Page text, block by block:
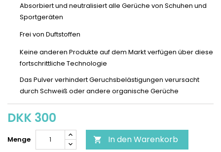
Absorbiert und neutralisiert alle Gerüche von Schuhen und
Sportgeräten
Frei von Duftstoffen
Keine anderen Produkte auf dem Markt verfügen über diese
fortschrittliche Technologie
Das Pulver verhindert Geruchsbelästigungen verursacht
durch Schweiß oder andere organische Gerüche
DKK 300
Menge  In den Warenkorb